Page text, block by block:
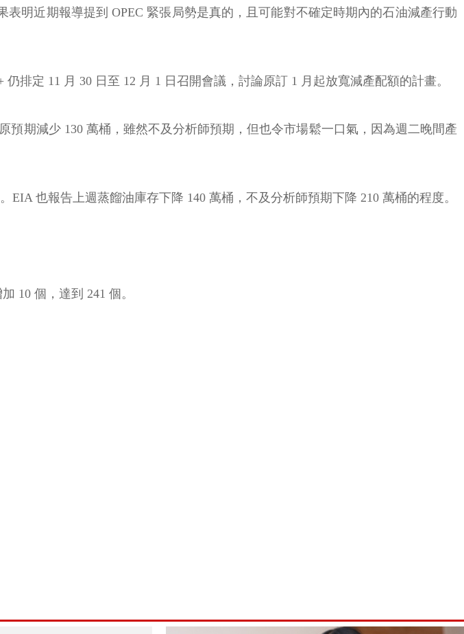
明近期報導提到 OPEC 緊張局勢是真的，且可能對不確定時期內的石油減產行動
排定 11 月 30 日至 12 月 1 日召開會議，討論原訂 1 月起放寬減產配額的計畫。
預期減少 130 萬桶，雖然不及分析師預期，但也令市場鬆一口氣，因為週二晚間產
也報告上週蒸餾油庫存下降 140 萬桶，不及分析師預期下降 210 萬桶的程度。
10 個，達到 241 個。